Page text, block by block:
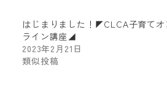
はじまりました！◤CLCA子育てオ
ライン講座◢
2023年2月21日
類似投稿